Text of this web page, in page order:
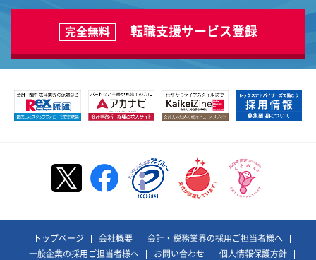
完全無料 転職支援サービス登録
トップページ 会社概要
会計・税務業界の採用ご担当者様へ
一般企業の採用ご担当者様へ
お問い合わせ 個人情報保護方針